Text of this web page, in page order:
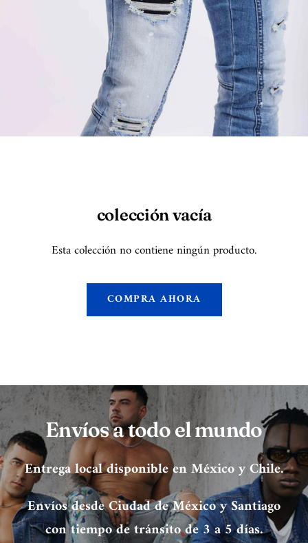
colección vacía
Esta colección no contiene ningún producto.
COMPRA AHORA
Envíos a todo el mundo
Entrega local disponible en México y Chile.
Envíos desde Ciudad de México y Santiago
con tiempo de tránsito de 3 a 5 días.